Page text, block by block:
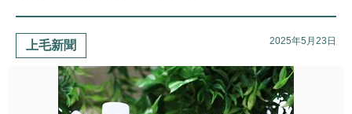
上毛新聞 2025年5月23日